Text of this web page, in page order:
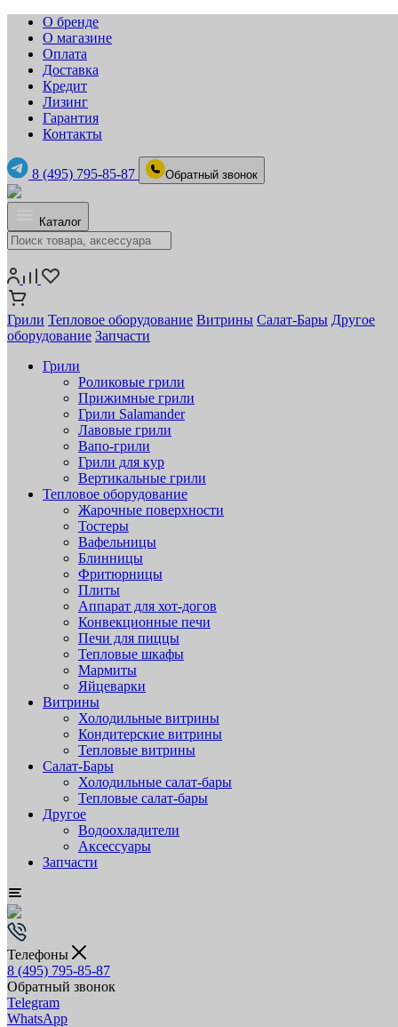
О бренде
О магазине
Оплата
Доставка
Кредит
Лизинг
Гарантия
Контакты
8 (495) 795-85-87 Обратный звонок
Каталог
Грили Тепловое оборудование Витрины Салат-Бары Другое
оборудование Запчасти
Грили
Роликовые грили
Прижимные грили
Грили Salamander
Лавовые грили
Вапо-грили
Грили для кур
Вертикальные грили
Тепловое оборудование
Жарочные поверхности
Тостеры
Вафельницы
Блинницы
Фритюрницы
Плиты
Аппарат для хот-догов
Конвекционные печи
Печи для пиццы
Тепловые шкафы
Мармиты
Яйцеварки
Витрины
Холодильные витрины
Кондитерские витрины
Тепловые витрины
Салат-Бары
Холодильные салат-бары
Тепловые салат-бары
Другое
Водоохладители
Аксессуары
Запчасти
Телефоны
8 (495) 795-85-87
Обратный звонок
Telegram
WhatsApp